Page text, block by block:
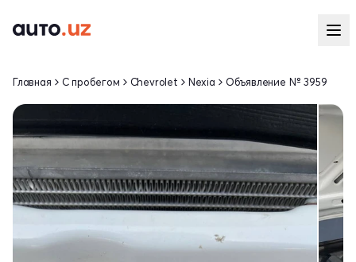
Главная С пробегом Chevrolet Nexia Объявление № 3959